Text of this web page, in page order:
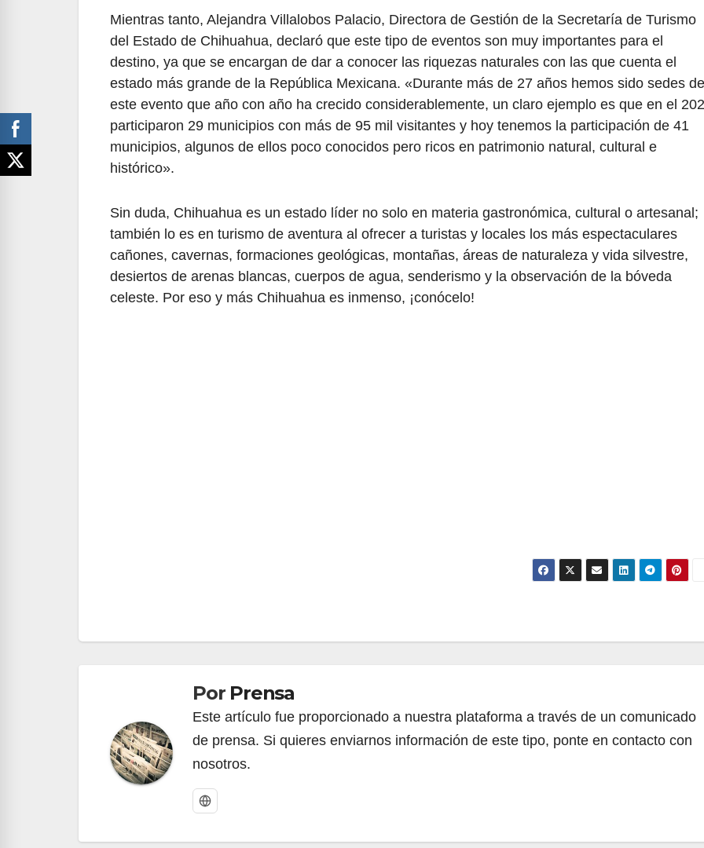
Mientras tanto, Alejandra Villalobos Palacio, Directora de Gestión de la Secretaría de Turismo
del Estado de Chihuahua, declaró que este tipo de eventos son muy importantes para el
destino, ya que se encargan de dar a conocer las riquezas naturales con las que cuenta el
estado más grande de la República Mexicana. «Durante más de 27 años hemos sido sedes de
este evento que año con año ha crecido considerablemente, un claro ejemplo es que en el
participaron 29 municipios con más de 95 mil visitantes y hoy tenemos la participación de 41
municipios, algunos de ellos poco conocidos pero ricos en patrimonio natural, cultural e
histórico».
Sin duda, Chihuahua es un estado líder no solo en materia gastronómica, cultural o artesanal;
también lo es en turismo de aventura al ofrecer a turistas y locales los más espectaculares
cañones, cavernas, formaciones geológicas, montañas, áreas de naturaleza y vida silvestre,
desiertos de arenas blancas, cuerpos de agua, senderismo y la observación de la bóveda
celeste. Por eso y más Chihuahua es inmenso, ¡conócelo!
de
entradas
Por Prensa
Este artículo fue proporcionado a nuestra plataforma a través de un comunicado
de prensa. Si quieres enviarnos información de este tipo, ponte en contacto con
nosotros.